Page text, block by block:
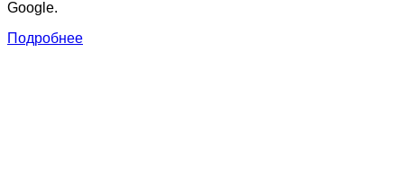
Google.
Подробнее